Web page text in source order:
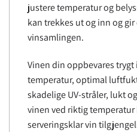
justere temperatur og
kan trekkes ut og inn og
vinsamlingen.
Vinen din oppbevares
temperatur, optimal
skadelige UV-stråler, lukt
vinen ved riktig
serveringsklar vin